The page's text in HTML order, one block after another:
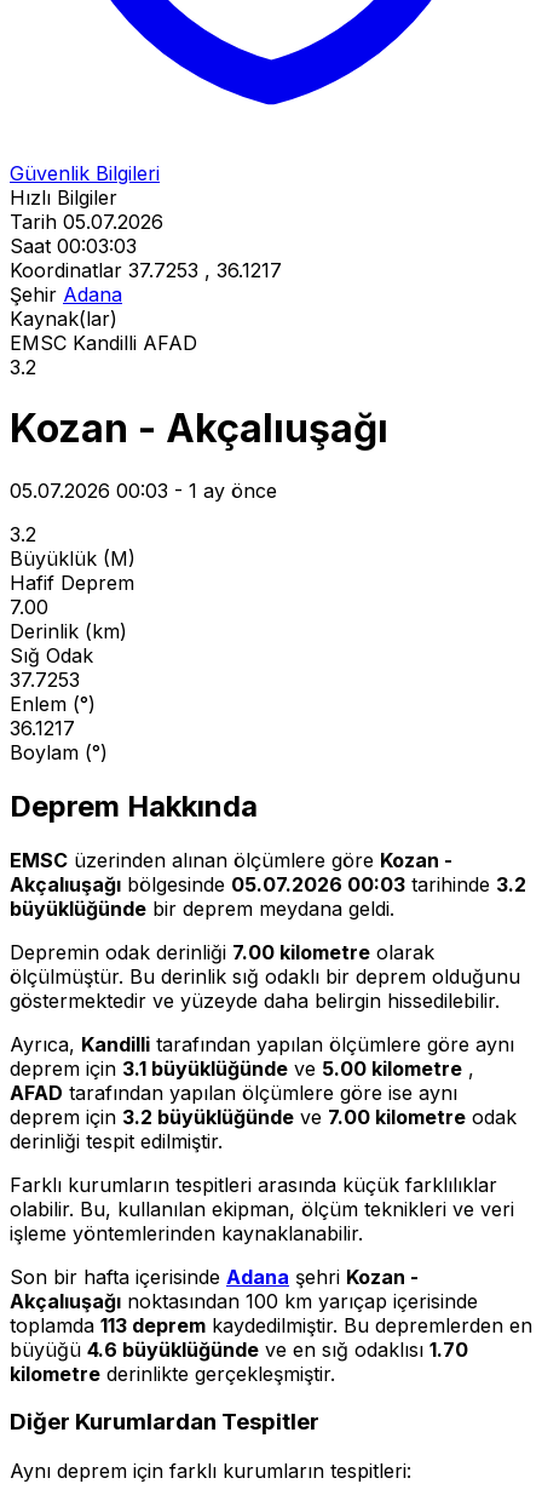
Güvenlik Bilgileri
Hızlı Bilgiler
Tarih 05.07.2026
Saat 00:03:03
Koordinatlar 37.7253 , 36.1217
Şehir Adana
Kaynak(lar)
EMSC Kandilli AFAD
3.2
Kozan - Akçalıuşağı
05.07.2026 00:03 - 1 ay önce
3.2
Büyüklük (M)
Hafif Deprem
7.00
Derinlik (km)
Sığ Odak
37.7253
Enlem (°)
36.1217
Boylam (°)
Deprem Hakkında
EMSC üzerinden alınan ölçümlere göre Kozan -
Akçalıuşağı bölgesinde 05.07.2026 00:03 tarihinde 3.2
büyüklüğünde bir deprem meydana geldi.
Depremin odak derinliği 7.00 kilometre olarak
ölçülmüştür. Bu derinlik sığ odaklı bir deprem olduğunu
göstermektedir ve yüzeyde daha belirgin hissedilebilir.
Ayrıca, Kandilli tarafından yapılan ölçümlere göre aynı
deprem için 3.1 büyüklüğünde ve 5.00 kilometre ,
AFAD tarafından yapılan ölçümlere göre ise aynı
deprem için 3.2 büyüklüğünde ve 7.00 kilometre odak
derinliği tespit edilmiştir.
Farklı kurumların tespitleri arasında küçük farklılıklar
olabilir. Bu, kullanılan ekipman, ölçüm teknikleri ve veri
işleme yöntemlerinden kaynaklanabilir.
Son bir hafta içerisinde Adana şehri Kozan -
Akçalıuşağı noktasından 100 km yarıçap içerisinde
toplamda 113 deprem kaydedilmiştir. Bu depremlerden en
büyüğü 4.6 büyüklüğünde ve en sığ odaklısı 1.70
kilometre derinlikte gerçekleşmiştir.
Diğer Kurumlardan Tespitler
Aynı deprem için farklı kurumların tespitleri: